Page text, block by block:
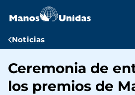
contenido
Ruta
navegación
Noticias
Ceremonia de
los premios de